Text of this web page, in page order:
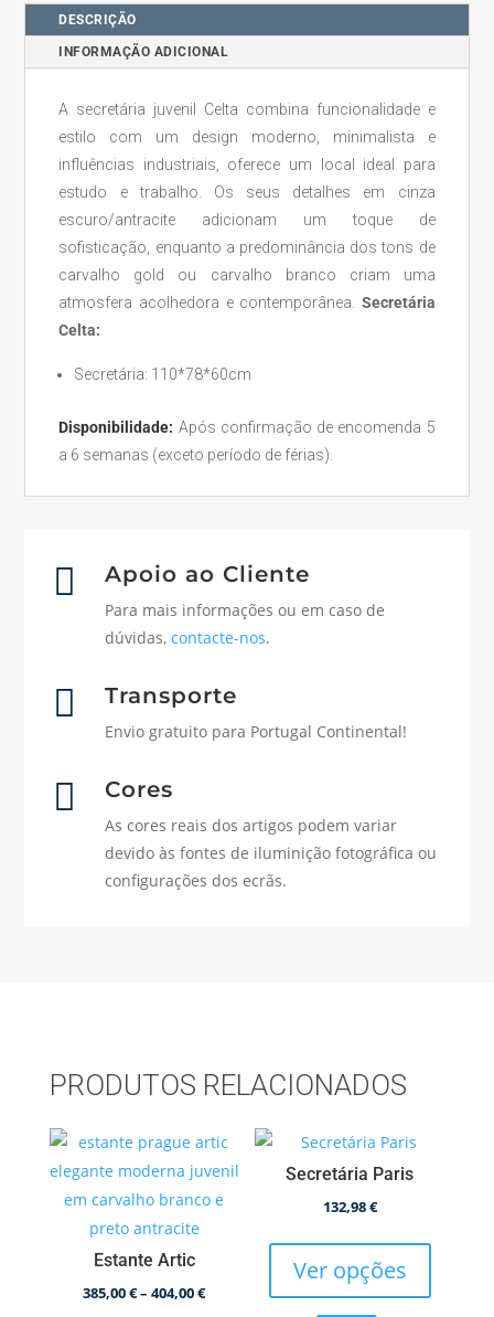
DESCRIÇÃO
INFORMAÇÃO ADICIONAL
A secretária juvenil Celta combina funcionalidade e
estilo com um design moderno, minimalista e
influências industriais, oferece um local ideal para
estudo e trabalho. Os seus detalhes em cinza
escuro/antracite adicionam um toque de
sofisticação, enquanto a predominância dos tons de
carvalho gold ou carvalho branco criam uma
atmosfera acolhedora e contemporânea. Secretária
Celta:
Secretária: 110*78*60cm
Disponibilidade: Após confirmação de encomenda 5
a 6 semanas (exceto período de férias).
 Apoio ao Cliente
Para mais informações ou em caso de
dúvidas, contacte-nos.
 Transporte
Envio gratuito para Portugal Continental!
 Cores
As cores reais dos artigos podem variar
devido às fontes de iluminição fotográfica ou
configurações dos ecrãs.
PRODUTOS RELACIONADOS
Estante Artic
385,00€– 404,00€Price
Secretária Paris
132,98€
Ver opções
has